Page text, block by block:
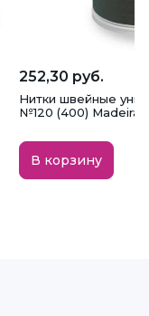
252,30 руб.
Нитки швейные
№120 (400) Madeira,
В корзину